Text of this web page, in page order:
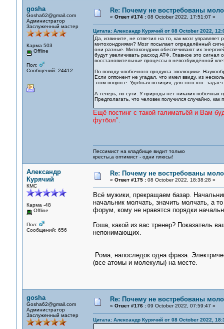
gosha
Gosha62@gmail.com
Администратор
Заслуженный мастер
Карма 503
Offline
Пол:
Сообщений: 24412
Re: Почему не востребованы
« Ответ #174 :08 October 2022, 17:51:07 »
Цитата: Александр Курячий от 08 October 2022,
Да, извините, не ответил на то, как мозг
митохондриями? Мозг посылает определённый
они разные. Митохондрии обеспечивают их
будут увеличивать расход АТФ. Главное это
восстановительные процессы в невозбуждённой
По поводу «побочного продукта эволюции».
Если оппонент не угадал, что имел ввиду, из
этом вопросе. Удобная позиция, для того кто
А теперь, по сути. У природы нет никаких
Предполагать, что человек получился случайно,
Ещё постинг с такой галиматьёй и Вам
футбол".
Пессимист на кладбище видит только
кресты,а оптимист - одни плюсы!
Александр
Курячий
КМС
Карма -48
Offline
Пол:
Сообщений: 656
Re: Почему не востребованы
« Ответ #175 :08 October 2022, 18:38:28 »
Всё мужики, прекращаем базар.
начальник молчать, значить молчать, а
форум, кому не нравятся порядки
Гоша, какой из вас тренер? Показатель
непонимающих.
Рома, напоследок одна фраза.
(все атомы и молекулы) на месте.
gosha
Gosha62@gmail.com
Администратор
Заслуженный мастер
Re: Почему не востребованы
« Ответ #176 :09 October 2022, 07:59:47 »
Цитата: Александр Курячий от 08 October 2022,